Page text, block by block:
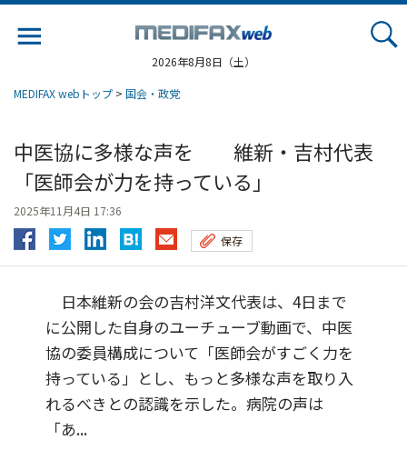
2026年8月8日（土）
MEDIFAX webトップ > 国会・政党
中医協に多様な声を 維新・吉村代表
「医師会が力を持っている」
2025年11月4日 17:36
保存
日本維新の会の吉村洋文代表は、4日まで
に公開した自身のユーチューブ動画で、中医
協の委員構成について「医師会がすごく力を
持っている」とし、もっと多様な声を取り入
れるべきとの認識を示した。病院の声は
「あ...